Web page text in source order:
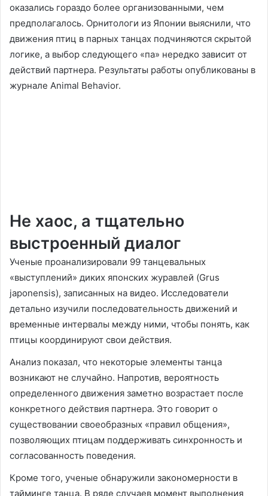
оказались гораздо более организованными, чем
предполагалось. Орнитологи из Японии выяснили, что
движения птиц в парных танцах подчиняются скрытой
логике, а выбор следующего «па» нередко зависит от
действий партнера. Результаты работы опубликованы в
журнале Animal Behavior.
Не хаос, а тщательно
выстроенный диалог
Ученые проанализировали 99 танцевальных
«выступлений» диких японских журавлей (Grus
japonensis), записанных на видео. Исследователи
детально изучили последовательность движений и
временные интервалы между ними, чтобы понять, как
птицы координируют свои действия.
Анализ показал, что некоторые элементы танца
возникают не случайно. Напротив, вероятность
определенного движения заметно возрастает после
конкретного действия партнера. Это говорит о
существовании своеобразных «правил общения»,
позволяющих птицам поддерживать синхронность и
согласованность поведения.
Кроме того, ученые обнаружили закономерности в
тайминге танца. В ряде случаев момент выполнения